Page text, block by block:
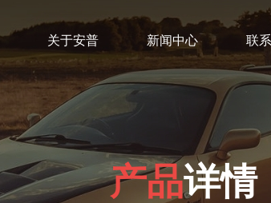
关于安普 新闻中心 联
产品详情